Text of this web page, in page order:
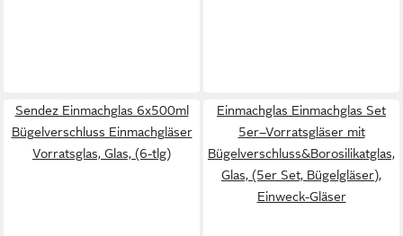
Sendez Einmachglas 6x500ml
Bügelverschluss Einmachgläser
Vorratsglas, Glas, (6-tlg)
Einmachglas Einmachglas Set
5er–Vorratsgläser mit
Bügelverschluss&Borosilikatglas,
Glas, (5er Set, Bügelgläser),
Einweck-Gläser